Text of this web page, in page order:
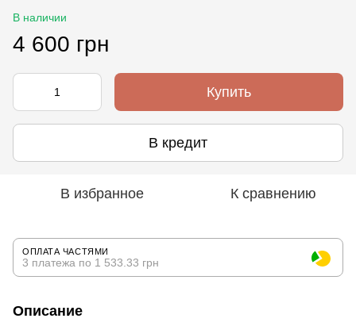
В наличии
4 600 грн
Купить
В кредит
В избранное К сравнению
ОПЛАТА ЧАСТЯМИ
3 платежа по 1 533.33 грн
Описание